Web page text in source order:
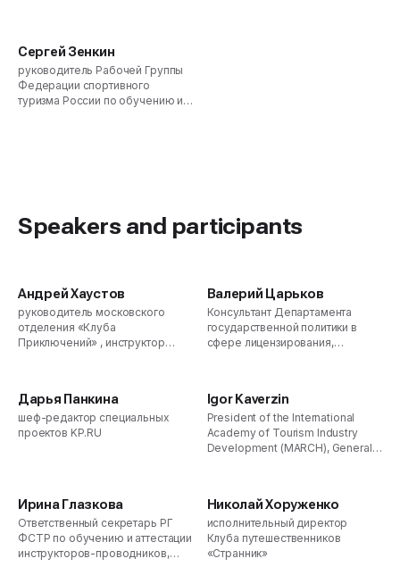
Сергей Зенкин
руководитель Рабочей Группы
Федерации спортивного
туризма России по обучению и
Speakers and participants
Андрей Хаустов
руководитель московского
отделения «Клуба
Приключений» , инструктор
инструктор проводник
Валерий Царьков
Консультант Департамента
государственной политики в
сфере лицензирования,
Минэкономразвития России
Дарья Панкина
шеф-редактор специальных
проектов KP.RU
Igor Kaverzin
President of the International
Academy of Tourism Industry
Development (MARCH), General
Event Tourism Specialists (NAST),
Ph.D. in Economics, Professor of
RAE
Ирина Глазкова
Ответственный секретарь РГ
ФСТР по обучению и аттестации
инструкторов-проводников,
Николай Хоруженко
исполнительный директор
Клуба путешественников
«Странник»